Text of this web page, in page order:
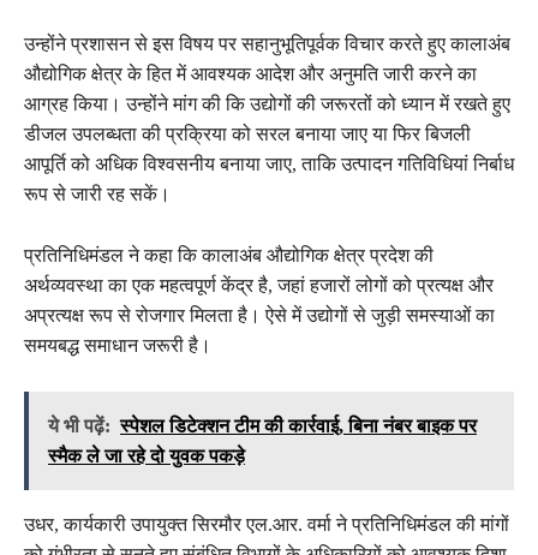
उन्होंने प्रशासन से इस विषय पर सहानुभूतिपूर्वक विचार करते हुए कालाअंब
औद्योगिक क्षेत्र के हित में आवश्यक आदेश और अनुमति जारी करने का
आग्रह किया। उन्होंने मांग की कि उद्योगों की जरूरतों को ध्यान में रखते हुए
डीजल उपलब्धता की प्रक्रिया को सरल बनाया जाए या फिर बिजली
आपूर्ति को अधिक विश्वसनीय बनाया जाए, ताकि उत्पादन गतिविधियां निर्बाध
रूप से जारी रह सकें।
प्रतिनिधिमंडल ने कहा कि कालाअंब औद्योगिक क्षेत्र प्रदेश की
अर्थव्यवस्था का एक महत्वपूर्ण केंद्र है, जहां हजारों लोगों को प्रत्यक्ष और
अप्रत्यक्ष रूप से रोजगार मिलता है। ऐसे में उद्योगों से जुड़ी समस्याओं का
समयबद्ध समाधान जरूरी है।
ये भी पढ़ें: स्पेशल डिटेक्शन टीम की कार्रवाई, बिना नंबर बाइक पर
स्मैक ले जा रहे दो युवक पकड़े
उधर, कार्यकारी उपायुक्त सिरमौर एल.आर. वर्मा ने प्रतिनिधिमंडल की मांगों